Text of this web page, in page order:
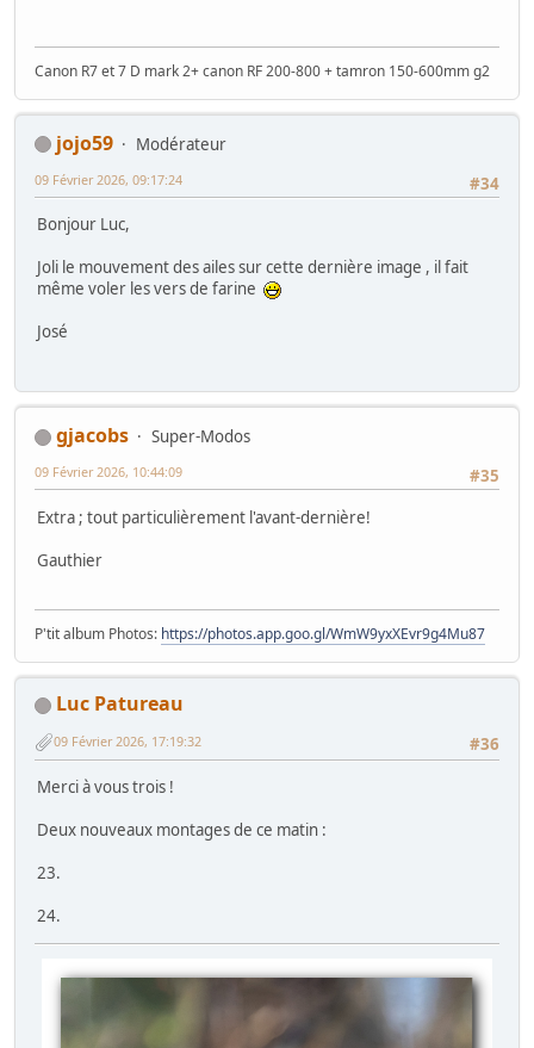
Canon R7 et 7 D mark 2+ canon RF 200-800 + tamron 150-600mm g2
jojo59
Modérateur
#34
09 Février 2026, 09:17:24
Bonjour Luc,
Joli le mouvement des ailes sur cette dernière image , il fait
même voler les vers de farine
José
gjacobs
Super-Modos
#35
09 Février 2026, 10:44:09
Extra ; tout particulièrement l'avant-dernière!
Gauthier
P'tit album Photos: https://photos.app.goo.gl/WmW9yxXEvr9g4Mu87
Luc Patureau
#36
09 Février 2026, 17:19:32
Merci à vous trois !
Deux nouveaux montages de ce matin :
23.
24.